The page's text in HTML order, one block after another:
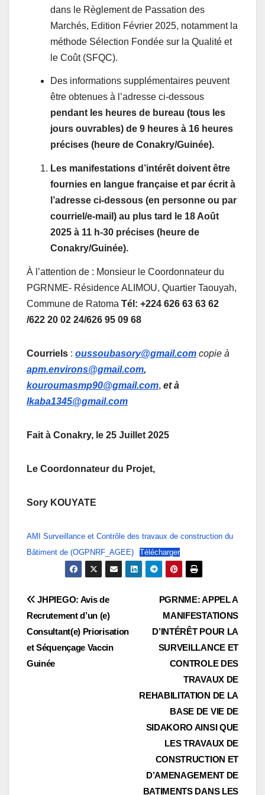
dans le Règlement de Passation des
Marchés, Edition Février 2025, notamment la
méthode Sélection Fondée sur la Qualité et
le Coût (SFQC).
Des informations supplémentaires peuvent
être obtenues à l’adresse ci-dessous
pendantles heures de bureau (tous les
jours ouvrables) de 9 heures à 16 heures
précises (heure de Conakry/Guinée).
Les manifestations d’intérêt doivent être
fournies en langue française et par écrit à
l’adresse ci-dessous (en personne ou par
courriel/e-mail) au plus tard le 18 Août
2025 à 11 h-30 précises (heure de
Conakry/Guinée).
À l’attention de : Monsieur le Coordonnateur du
PGRNME- Résidence ALIMOU, Quartier Taouyah,
Commune de Ratoma Tél: +224 626 63 63 62
/622 20 02 24/626 95 09 68
Courriels : oussoubasory@gmail.com copie à
apm.environs@gmail.com,
kouroumasmp90@gmail.com, et à
lkaba1345@gmail.com
Fait à Conakry, le 25 Juillet 2025
Le Coordonnateur du Projet,
Sory KOUYATE
AMI Surveillance et Contrôle des travaux de construction du
Bâtiment de (OGPNRF_AGEE)
Télécharger
Navigation
de
l’article
PGRNME: APPEL A
MANIFESTATIONS
D’INTÉRÊT POUR LA
SURVEILLANCE ET
CONTROLE DES
TRAVAUX DE
REHABILITATION DE LA
BASE DE VIE DE
SIDAKORO AINSI QUE
LES TRAVAUX DE
CONSTRUCTION ET
D’AMENAGEMENT DE
BATIMENTS DANS LES
JHPIEGO: Avis de
Recrutement d’un (e)
Consultant(e) Priorisation
et Séquençage Vaccin
Guinée